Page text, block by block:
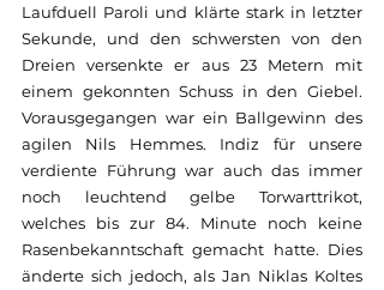
Laufduell Paroli und klärte stark in letzter
Sekunde, und den schwersten von den
Dreien versenkte er aus 23 Metern mit
einem gekonnten Schuss in den Giebel.
Vorausgegangen war ein Ballgewinn des
agilen Nils Hemmes. Indiz für unsere
verdiente Führung war auch das immer
noch leuchtend gelbe Torwarttrikot,
welches bis zur 84. Minute noch keine
Rasenbekanntschaft gemacht hatte. Dies
änderte sich jedoch, als Jan Niklas Koltes